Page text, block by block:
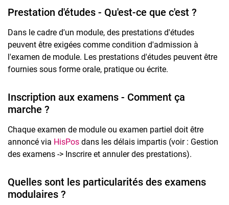
Prestation d'études - Qu'est-ce que c'est ?
Dans le cadre d'un module, des prestations d'études
peuvent être exigées comme condition d'admission à
l'examen de module. Les prestations d'études peuvent être
fournies sous forme orale, pratique ou écrite.
Inscription aux examens - Comment ça
marche ?
Chaque examen de module ou examen partiel doit être
annoncé via HisPos dans les délais impartis (voir : Gestion
des examens -> Inscrire et annuler des prestations).
Quelles sont les particularités des examens
modulaires ?